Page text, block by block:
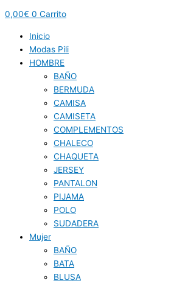
0,00€ 0 Carrito
Inicio
Modas Pili
HOMBRE
BAÑO
BERMUDA
CAMISA
CAMISETA
COMPLEMENTOS
CHALECO
CHAQUETA
JERSEY
PANTALON
PIJAMA
POLO
SUDADERA
Mujer
BAÑO
BATA
BLUSA